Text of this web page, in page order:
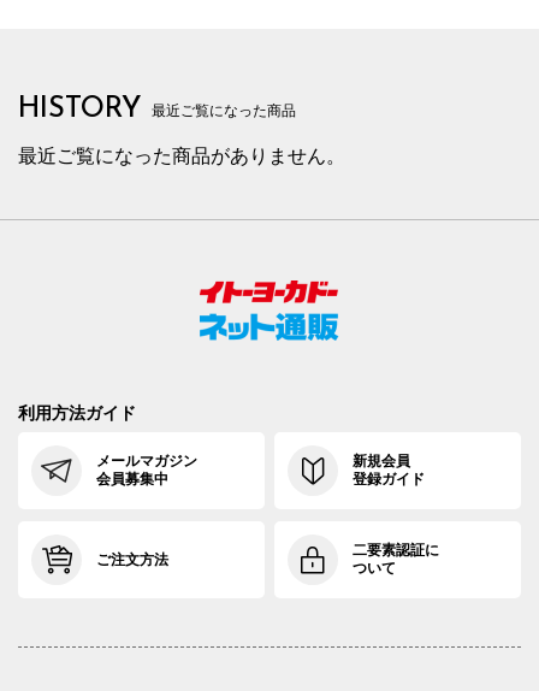
HISTORY 最近ご覧になった商品
最近ご覧になった商品がありません。
利用方法ガイド
メールマガジン
会員募集中
新規会員
登録ガイド
ご注文方法
二要素認証に
ついて